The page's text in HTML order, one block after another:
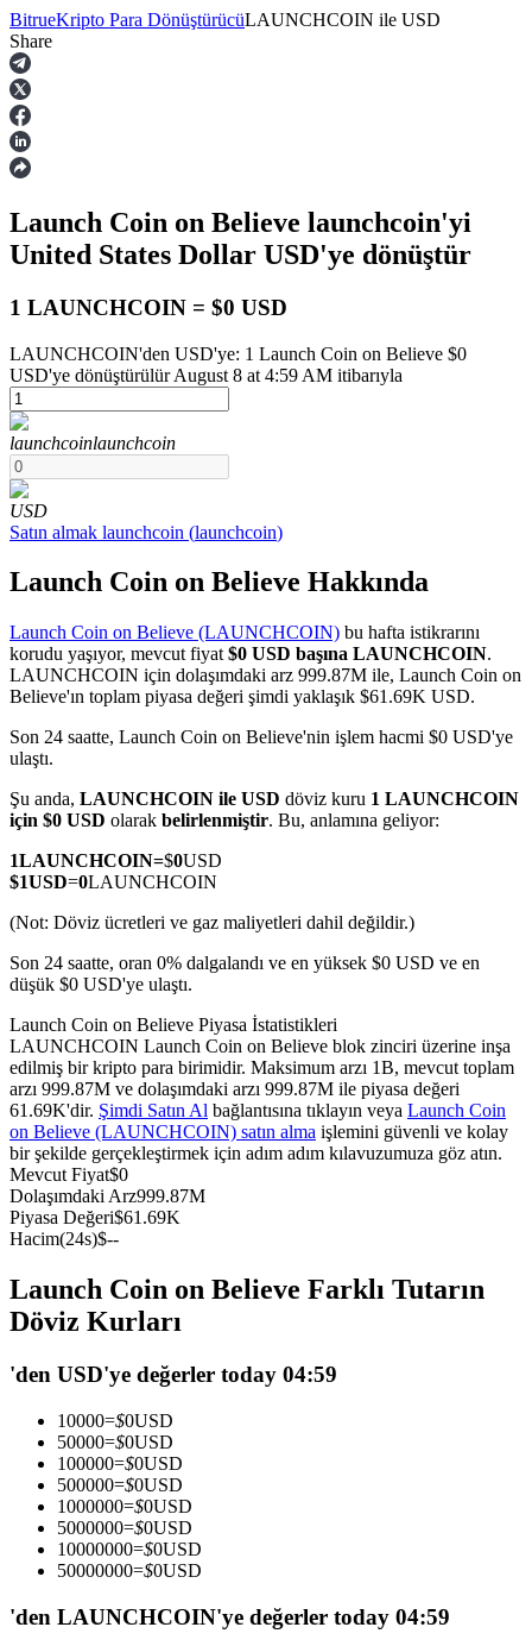
Vadeli İşlemler
USDT Vadeli İşlemleri
COIN-M Vadeli İşlemleri
Kripto Para Vadeli İşlemleri
Hisse senetleri, döviz, değerli metaller ve emtia türevleri
USDC Vadeli İşlemleri
USDC'yi teminat olarak kullanan vadeli işlemler
Kopya Ticaret
En iyi traderlarla güçlerinizi birleştirin
Kopya Tüccarı Olun
BitrueKripto Para DönüştürücüLAUNCHCOIN ile USD
Share
Launch Coin on Believe launchcoin'yi
United States Dollar USD'ye dönüştür
1 LAUNCHCOIN = $0 USD
LAUNCHCOIN'den USD'ye: 1 Launch Coin on Believe $0
USD'ye dönüştürülür August 8 at 4:59 AM itibarıyla
launchcoinlaunchcoin
USD
Satın almak launchcoin (launchcoin)
Launch Coin on Believe Hakkında
Launch Coin on Believe (LAUNCHCOIN) bu hafta istikrarını
korudu yaşıyor, mevcut fiyat $0 USD başına LAUNCHCOIN.
LAUNCHCOIN için dolaşımdaki arz 999.87M ile, Launch Coin on
Believe'ın toplam piyasa değeri şimdi yaklaşık $61.69K USD.
Son 24 saatte, Launch Coin on Believe'nin işlem hacmi $0 USD'ye
ulaştı.
Şu anda, LAUNCHCOIN ile USD döviz kuru 1 LAUNCHCOIN
için $0 USD olarak belirlenmiştir. Bu, anlamına geliyor:
1LAUNCHCOIN=$0USD
$1USD=0LAUNCHCOIN
(Not: Döviz ücretleri ve gaz maliyetleri dahil değildir.)
Son 24 saatte, oran 0% dalgalandı ve en yüksek $0 USD ve en
düşük $0 USD'ye ulaştı.
Launch Coin on Believe Piyasa İstatistikleri
LAUNCHCOIN Launch Coin on Believe blok zinciri üzerine inşa
edilmiş bir kripto para birimidir. Maksimum arzı 1B, mevcut toplam
arzı 999.87M ve dolaşımdaki arzı 999.87M ile piyasa değeri
61.69K'dir. Şimdi Satın Al bağlantısına tıklayın veya Launch Coin
on Believe (LAUNCHCOIN) satın alma işlemini güvenli ve kolay
bir şekilde gerçekleştirmek için adım adım kılavuzumuza göz atın.
Mevcut Fiyat$0
Dolaşımdaki Arz999.87M
Piyasa Değeri$61.69K
Hacim(24s)$--
Launch Coin on Believe Farklı Tutarın
Döviz Kurları
'den USD'ye değerler today 04:59
10000=$0USD
50000=$0USD
100000=$0USD
500000=$0USD
1000000=$0USD
5000000=$0USD
10000000=$0USD
50000000=$0USD
'den LAUNCHCOIN'ye değerler today 04:59